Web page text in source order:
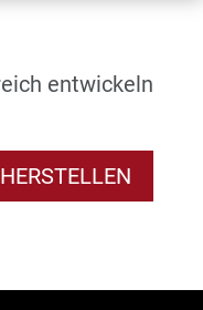
entwickeln